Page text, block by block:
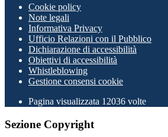
Cookie policy
Note legali
Informativa Privacy
Ufficio Relazioni con il Pubblico
Dichiarazione di accessibilità
Obiettivi di accessibilità
Whistleblowing
Gestione consensi cookie
Pagina visualizzata 12036 volte
Sezione Copyright